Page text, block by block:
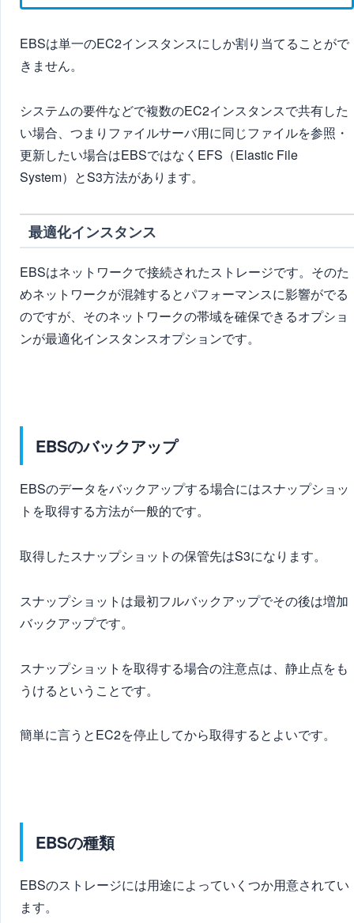
EBSは単一のEC2インスタンスにしか割り当てることがで
きません。
システムの要件などで複数のEC2インスタンスで共有した
い場合、つまりファイルサーバ用に同じファイルを参照・
更新したい場合はEBSではなくEFS（Elastic File
System）とS3方法があります。
最適化インスタンス
EBSはネットワークで接続されたストレージです。そのた
めネットワークが混雑するとパフォーマンスに影響がでる
のですが、そのネットワークの帯域を確保できるオプショ
ンが最適化インスタンスオプションです。
EBSのバックアップ
EBSのデータをバックアップする場合にはスナップショッ
トを取得する方法が一般的です。
取得したスナップショットの保管先はS3になります。
スナップショットは最初フルバックアップでその後は増加
バックアップです。
スナップショットを取得する場合の注意点は、静止点をも
うけるということです。
簡単に言うとEC2を停止してから取得するとよいです。
EBSの種類
EBSのストレージには用途によっていくつか用意されてい
ます。